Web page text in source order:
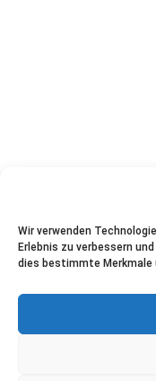
Wir verwenden
Erlebnis zu verbessern
dies bestimmte Merkmale